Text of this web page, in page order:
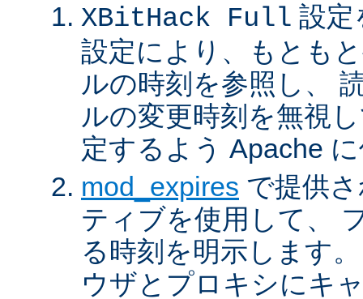
XBitHack Full 設定
設定により、もとも
ルの時刻を参照し、
ルの変更時刻を無視
定するよう Apache
mod_expires で提供
ティブを使用して、
る時刻を明示します
ウザとプロキシにキ